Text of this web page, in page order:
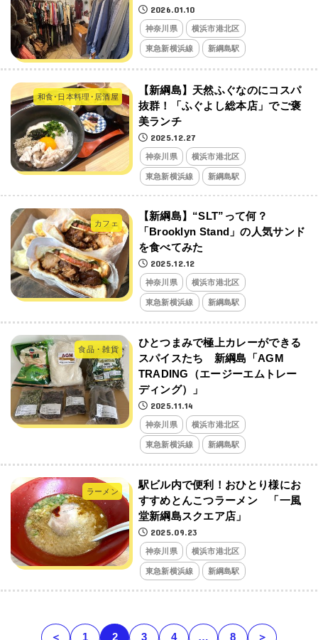
2026.01.10
神奈川県 横浜市港北区
東急新横浜線 新綱島駅
和食･日本料理･居酒屋
【新綱島】天然ふぐなのにコスパ
抜群！「ふぐよし総本店」でご褒
美ランチ
2025.12.27
神奈川県 横浜市港北区
東急新横浜線 新綱島駅
カフェ
【新綱島】“SLT”って何？
「Brooklyn Stand」の人気サンド
を食べてみた
2025.12.12
神奈川県 横浜市港北区
東急新横浜線 新綱島駅
食品・雑貨
ひとつまみで極上カレーができる
スパイスたち 新綱島「AGM
TRADING（エージーエムトレー
ディング）」
2025.11.14
神奈川県 横浜市港北区
東急新横浜線 新綱島駅
ラーメン
駅ビル内で便利！おひとり様にお
すすめとんこつラーメン 「一風
堂新綱島スクエア店」
2025.09.23
神奈川県 横浜市港北区
東急新横浜線 新綱島駅
＜ 1 2 3 4 … 8 ＞